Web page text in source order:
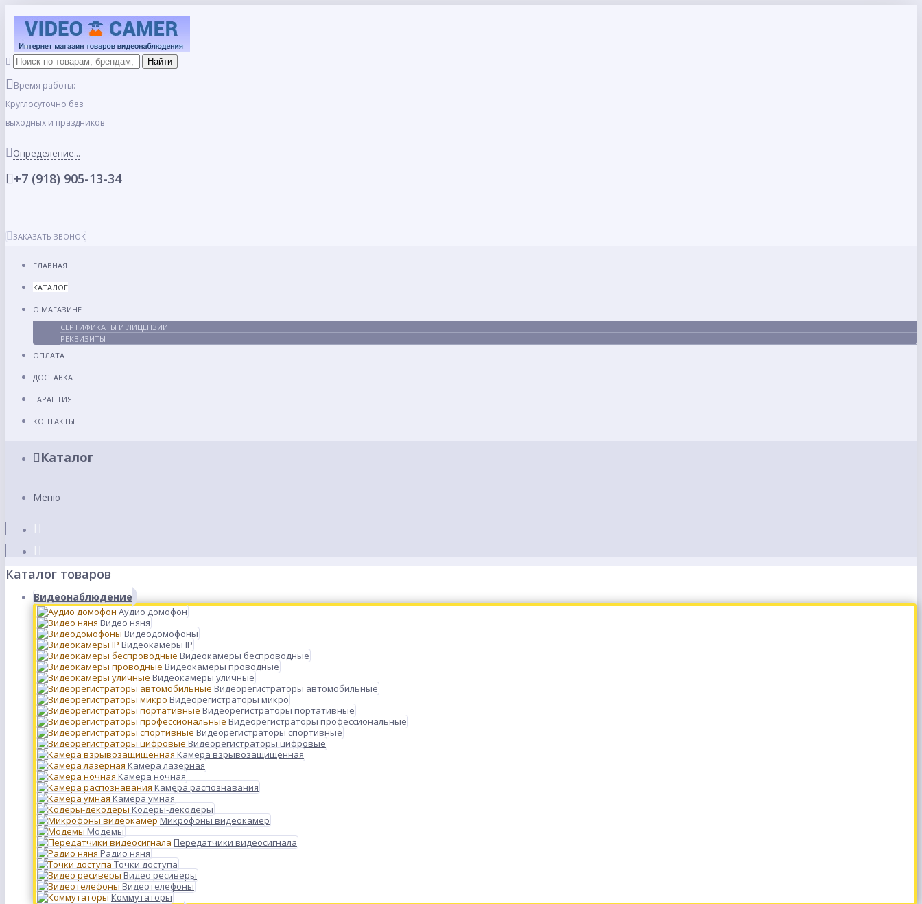
Время работы:
Круглосуточно без
выходных и праздников
Определение...
+7 (918) 905-13-34
ЗАКАЗАТЬ ЗВОНОК
ГЛАВНАЯ
КАТАЛОГ
О МАГАЗИНЕ
СЕРТИФИКАТЫ И ЛИЦЕНЗИИ
РЕКВИЗИТЫ
ОПЛАТА
ДОСТАВКА
ГАРАНТИЯ
КОНТАКТЫ
Каталог
Меню
Каталог товаров
Видеонаблюдение
Аудио домофон
Видео няня
Видеодомофоны
Видеокамеры IP
Видеокамеры беспроводные
Видеокамеры проводные
Видеокамеры уличные
Видеорегистраторы автомобильные
Видеорегистраторы микро
Видеорегистраторы портативные
Видеорегистраторы профессиональные
Видеорегистраторы спортивные
Видеорегистраторы цифровые
Камера взрывозащищенная
Камера лазерная
Камера ночная
Камера распознавания
Камера умная
Кодеры-декодеры
Микрофоны видеокамер
Модемы
Передатчики видеосигнала
Радио няня
Точки доступа
Видео ресиверы
Видеотелефоны
Коммутаторы